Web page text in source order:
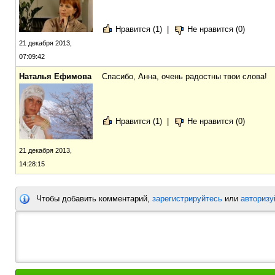
21 декабря 2013,
07:09:42
Нравится (1) Не нравится (0)
Наталья Ефимова
21 декабря 2013,
14:28:15
Спасибо, Анна, очень радостны твои слова!
Нравится (1) Не нравится (0)
Чтобы добавить комментарий, зарегистрируйтесь или